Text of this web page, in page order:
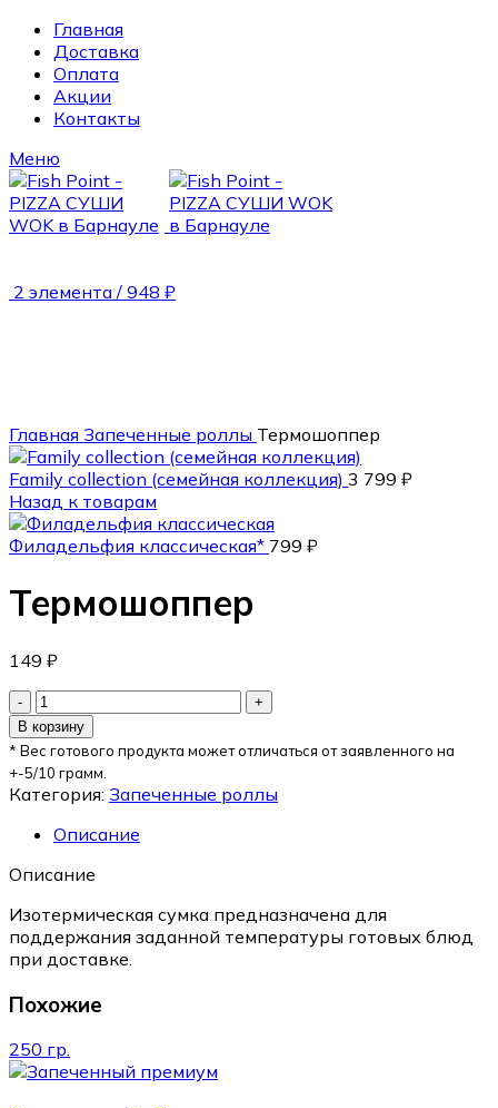
Главная
Доставка
Оплата
Акции
Контакты
Меню
2 элемента / 948 ₽
Главная Запеченные роллы Термошоппер
Family collection (семейная коллекция) 3 799 ₽
Назад к товарам
Филадельфия классическая* 799 ₽
Термошоппер
149 ₽
В корзину
* Вес готового продукта может отличаться от заявленного на
+-5/10 грамм.
Категория: Запеченные роллы
Описание
Описание
Изотермическая сумка предназначена для
поддержания заданной температуры готовых блюд
при доставке.
Похожие
250 гр.